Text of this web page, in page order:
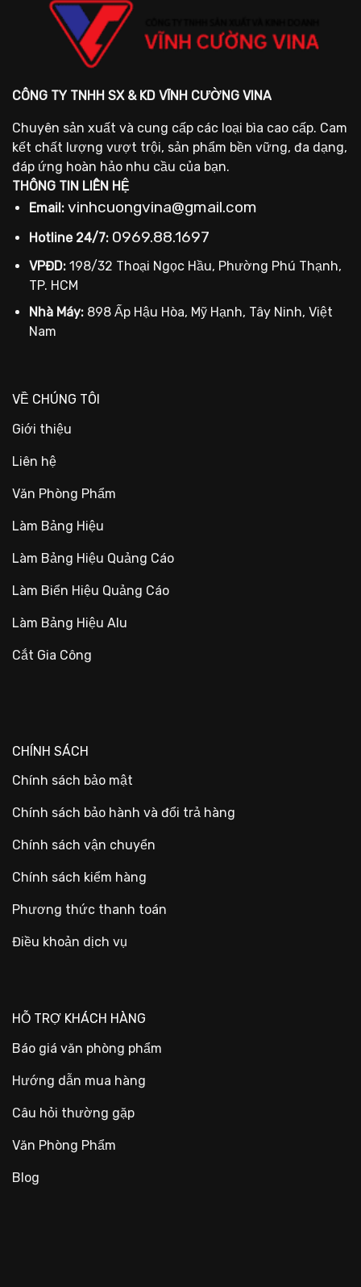
CÔNG TY TNHH SX & KD VĨNH CƯỜNG VINA
Chuyên sản xuất và cung cấp các loại bìa cao cấp. Cam
kết chất lượng vượt trội, sản phẩm bền vững, đa dạng,
đáp ứng hoàn hảo nhu cầu của bạn.
THÔNG TIN LIÊN HỆ
Email: vinhcuongvina@gmail.com
Hotline 24/7: 0969.88.1697
VPĐD: 198/32 Thoại Ngọc Hầu, Phường Phú Thạnh,
TP. HCM
Nhà Máy: 898 Ấp Hậu Hòa, Mỹ Hạnh, Tây Ninh, Việt
Nam
VỀ CHÚNG TÔI
Giới thiệu
Liên hệ
Văn Phòng Phẩm
Làm Bảng Hiệu
Làm Bảng Hiệu Quảng Cáo
Làm Biển Hiệu Quảng Cáo
Làm Bảng Hiệu Alu
Cắt Gia Công
CHÍNH SÁCH
Chính sách bảo mật
Chính sách bảo hành và đổi trả hàng
Chính sách vận chuyển
Chính sách kiểm hàng
Phương thức thanh toán
Điều khoản dịch vụ
HỖ TRỢ KHÁCH HÀNG
Báo giá văn phòng phẩm
Hướng dẫn mua hàng
Câu hỏi thường gặp
Văn Phòng Phẩm
Blog